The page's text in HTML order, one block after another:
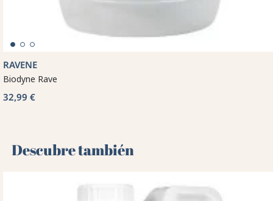
RAVENE
Biodyne Rave
32,99 €
Descubre también 🌻